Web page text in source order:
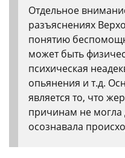
Отдельное
разъяснениях
понятию
может быть
психическая
опьянения и т.д.
является то, что
причинам не могла
осознавала